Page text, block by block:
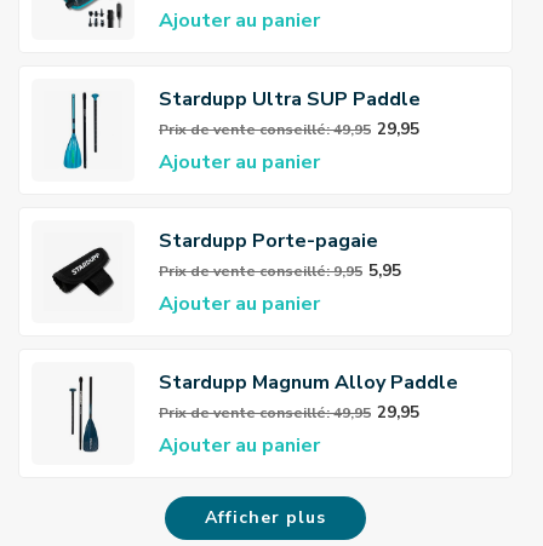
Ajouter au panier
Stardupp Ultra SUP Paddle
Prix ​​de vente conseillé: 49,95 29,95
Ajouter au panier
Stardupp Porte-pagaie
Prix ​​de vente conseillé: 9,95 5,95
Ajouter au panier
Stardupp Magnum Alloy Paddle
Prix ​​de vente conseillé: 49,95 29,95
Ajouter au panier
Afficher plus